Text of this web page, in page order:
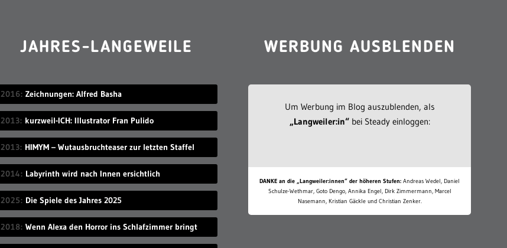
JAHRES-LANGEWEILE
2016 Zeichnungen: Alfred Basha
2013 kurzweil-ICH: Illustrator Fran Pulido
2013 HIMYM – Wutausbruchteaser zur letzten Staffel
2014 Labyrinth wird nach Innen ersichtlich
2025 Die Spiele des Jahres 2025
2018 Wenn Alexa den Horror ins Schlafzimmer bringt
WERBUNG AUSBLENDEN
Um Werbung im Blog auszublenden, als
„Langweiler:in“bei Steady einloggen:
DANKE an die „Langweiler:innen“ der höheren Stufen: Andreas Wedel, Daniel
Schulze-Wethmar, Goto Dengo, Annika Engel, Dirk Zimmermann, Marcel
Nasemann, Kristian Gäckle und Christian Zenker.